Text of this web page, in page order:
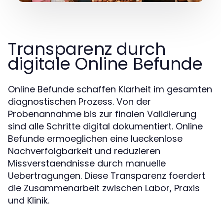
Transparenz durch
digitale Online Befunde
Online Befunde schaffen Klarheit im gesamten
diagnostischen Prozess. Von der
Probenannahme bis zur finalen Validierung
sind alle Schritte digital dokumentiert. Online
Befunde ermoeglichen eine lueckenlose
Nachverfolgbarkeit und reduzieren
Missverstaendnisse durch manuelle
Uebertragungen. Diese Transparenz foerdert
die Zusammenarbeit zwischen Labor, Praxis
und Klinik.